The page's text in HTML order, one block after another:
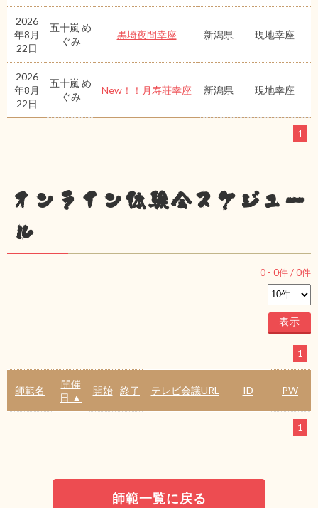
2026
年8月
22日
五十嵐 め
ぐみ
黒埼夜間幸座 新潟県 現地幸座
2026
年8月
22日
五十嵐 め
ぐみ
New！！月寿荘幸座 新潟県 現地幸座
1
オンライン体験会スケジュー
ル
0 - 0件 /0件
1
師範名
開催
日 ▲
開始 終了 テレビ会議URL ID PW
1
師範一覧に戻る